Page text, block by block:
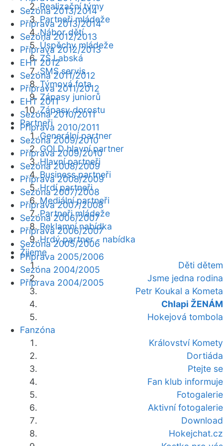
Realizační týmy
Partneři mládeže
Nábor dětí
Úspěchy mládeže
ZŠ Labská
SMS servis
Týmová fota
Zápasy juniorů
Zápasy dorostu
Partneři
Generální partner
GOLD hlavní partner
Hlavní partneři
Business partneři
Hrdí partneři
Mediální partneři
Partneři mládeže
Reklamní nabídka
Hrdý partner - nabídka
Žijeme
Děti dětem
Jsme jedna rodina
Petr Koukal a Kometa
Chlapi ŽENÁM
Hokejová tombola
Fanzóna
Království Komety
Dortiáda
Ptejte se
Fan klub informuje
Fotogalerie
Aktivní fotogalerie
Download
Hokejchat.cz
Sezóna 2013/2014
Příprava 2013/2014
Sezóna 2012/2013
Příprava 2012/2013
EHT 2012
Sezóna 2011/2012
Příprava 2011/2012
EHT 2011
Sezóna 2010/2011
Příprava 2010/2011
Sezóna 2009/2010
Příprava 2009/2010
Sezóna 2008/2009
Příprava 2008/2009
Sezóna 2007/2008
Příprava 2007/2008
Sezóna 2006/2007
Příprava 2006/2007
Sezóna 2005/2006
Příprava 2005/2006
Sezóna 2004/2005
Příprava 2004/2005